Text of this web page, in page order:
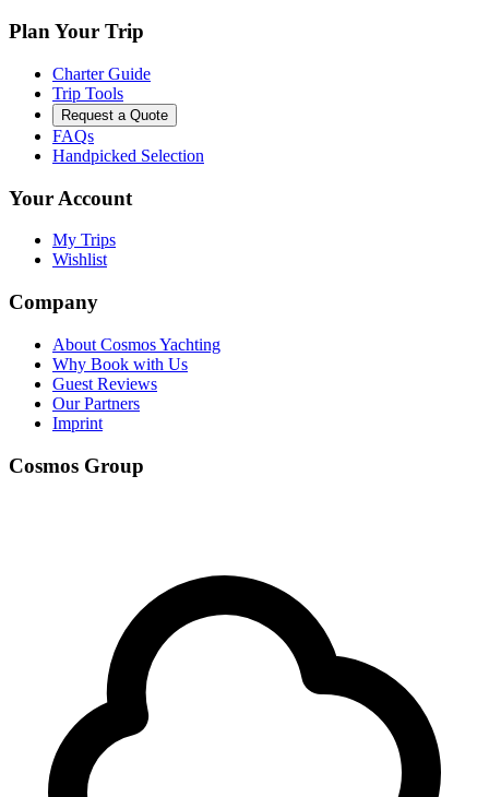
Plan Your Trip
Charter Guide
Trip Tools
Request a Quote
FAQs
Handpicked Selection
Your Account
My Trips
Wishlist
Company
About Cosmos Yachting
Why Book with Us
Guest Reviews
Our Partners
Imprint
Cosmos Group